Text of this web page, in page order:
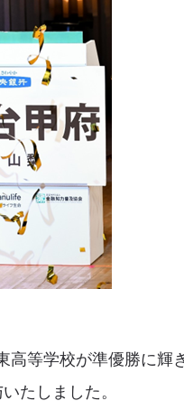
等学校が準優勝に輝
たしました。